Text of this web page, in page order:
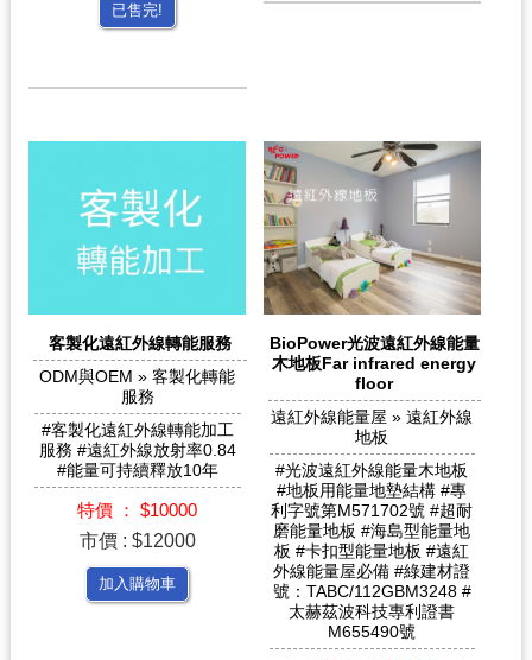
已售完!
客製化遠紅外線轉能服務
ODM與OEM » 客製化轉能
服務
#客製化遠紅外線轉能加工
服務 #遠紅外線放射率0.84
#能量可持續釋放10年
特價 ： $10000
市價 : $12000
加入購物車
BioPower光波遠紅外線能量
木地板Far infrared energy
floor
遠紅外線能量屋 » 遠紅外線
地板
#光波遠紅外線能量木地板
#地板用能量地墊結構 #專
利字號第M571702號 #超耐
磨能量地板 #海島型能量地
板 #卡扣型能量地板 #遠紅
外線能量屋必備 #綠建材證
號：TABC/112GBM3248 #
太赫茲波科技專利證書
M655490號